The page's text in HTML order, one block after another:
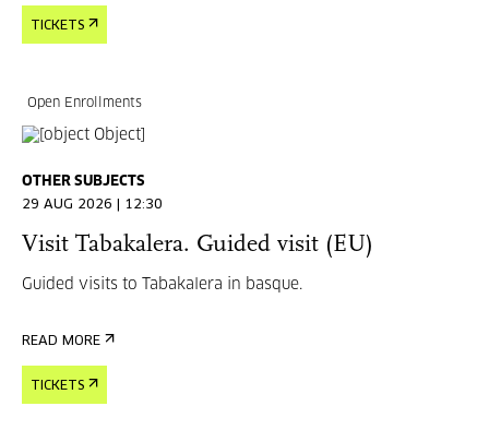
TICKETS
Open Enrollments
OTHER SUBJECTS
29 AUG 2026 | 12:30
Visit Tabakalera. Guided visit (EU)
Guided visits to Tabakalera in basque.
READ MORE
TICKETS